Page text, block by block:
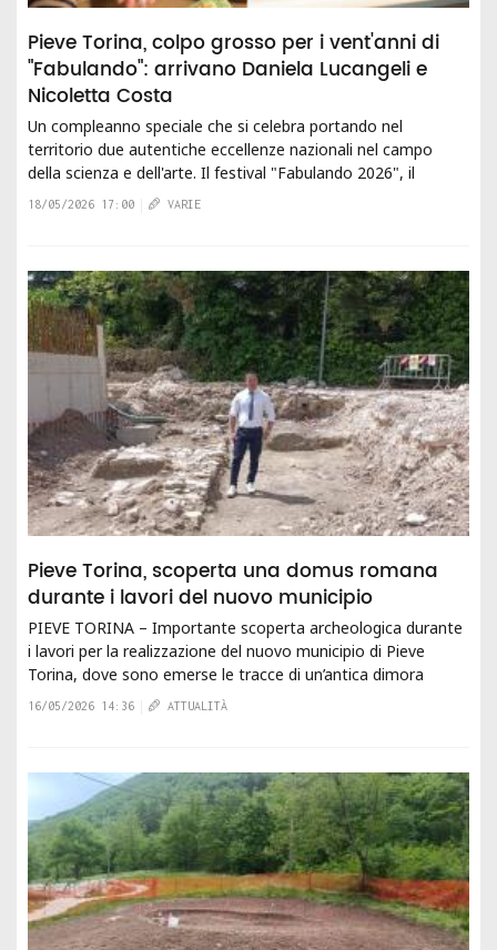
Pieve Torina, colpo grosso per i vent'anni di
"Fabulando": arrivano Daniela Lucangeli e
Nicoletta Costa
Un compleanno speciale che si celebra portando nel
territorio due autentiche eccellenze nazionali nel campo
della scienza e dell'arte. Il festival "Fabulando 2026", il
celebre premio letterario e...
18/05/2026 17:00 VARIE
Pieve Torina, scoperta una domus romana
durante i lavori del nuovo municipio
PIEVE TORINA – Importante scoperta archeologica durante
i lavori per la realizzazione del nuovo municipio di Pieve
Torina, dove sono emerse le tracce di un’antica dimora
romana. I ritrovamenti...
16/05/2026 14:36 ATTUALITÀ